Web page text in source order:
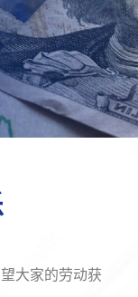
大家的劳动获